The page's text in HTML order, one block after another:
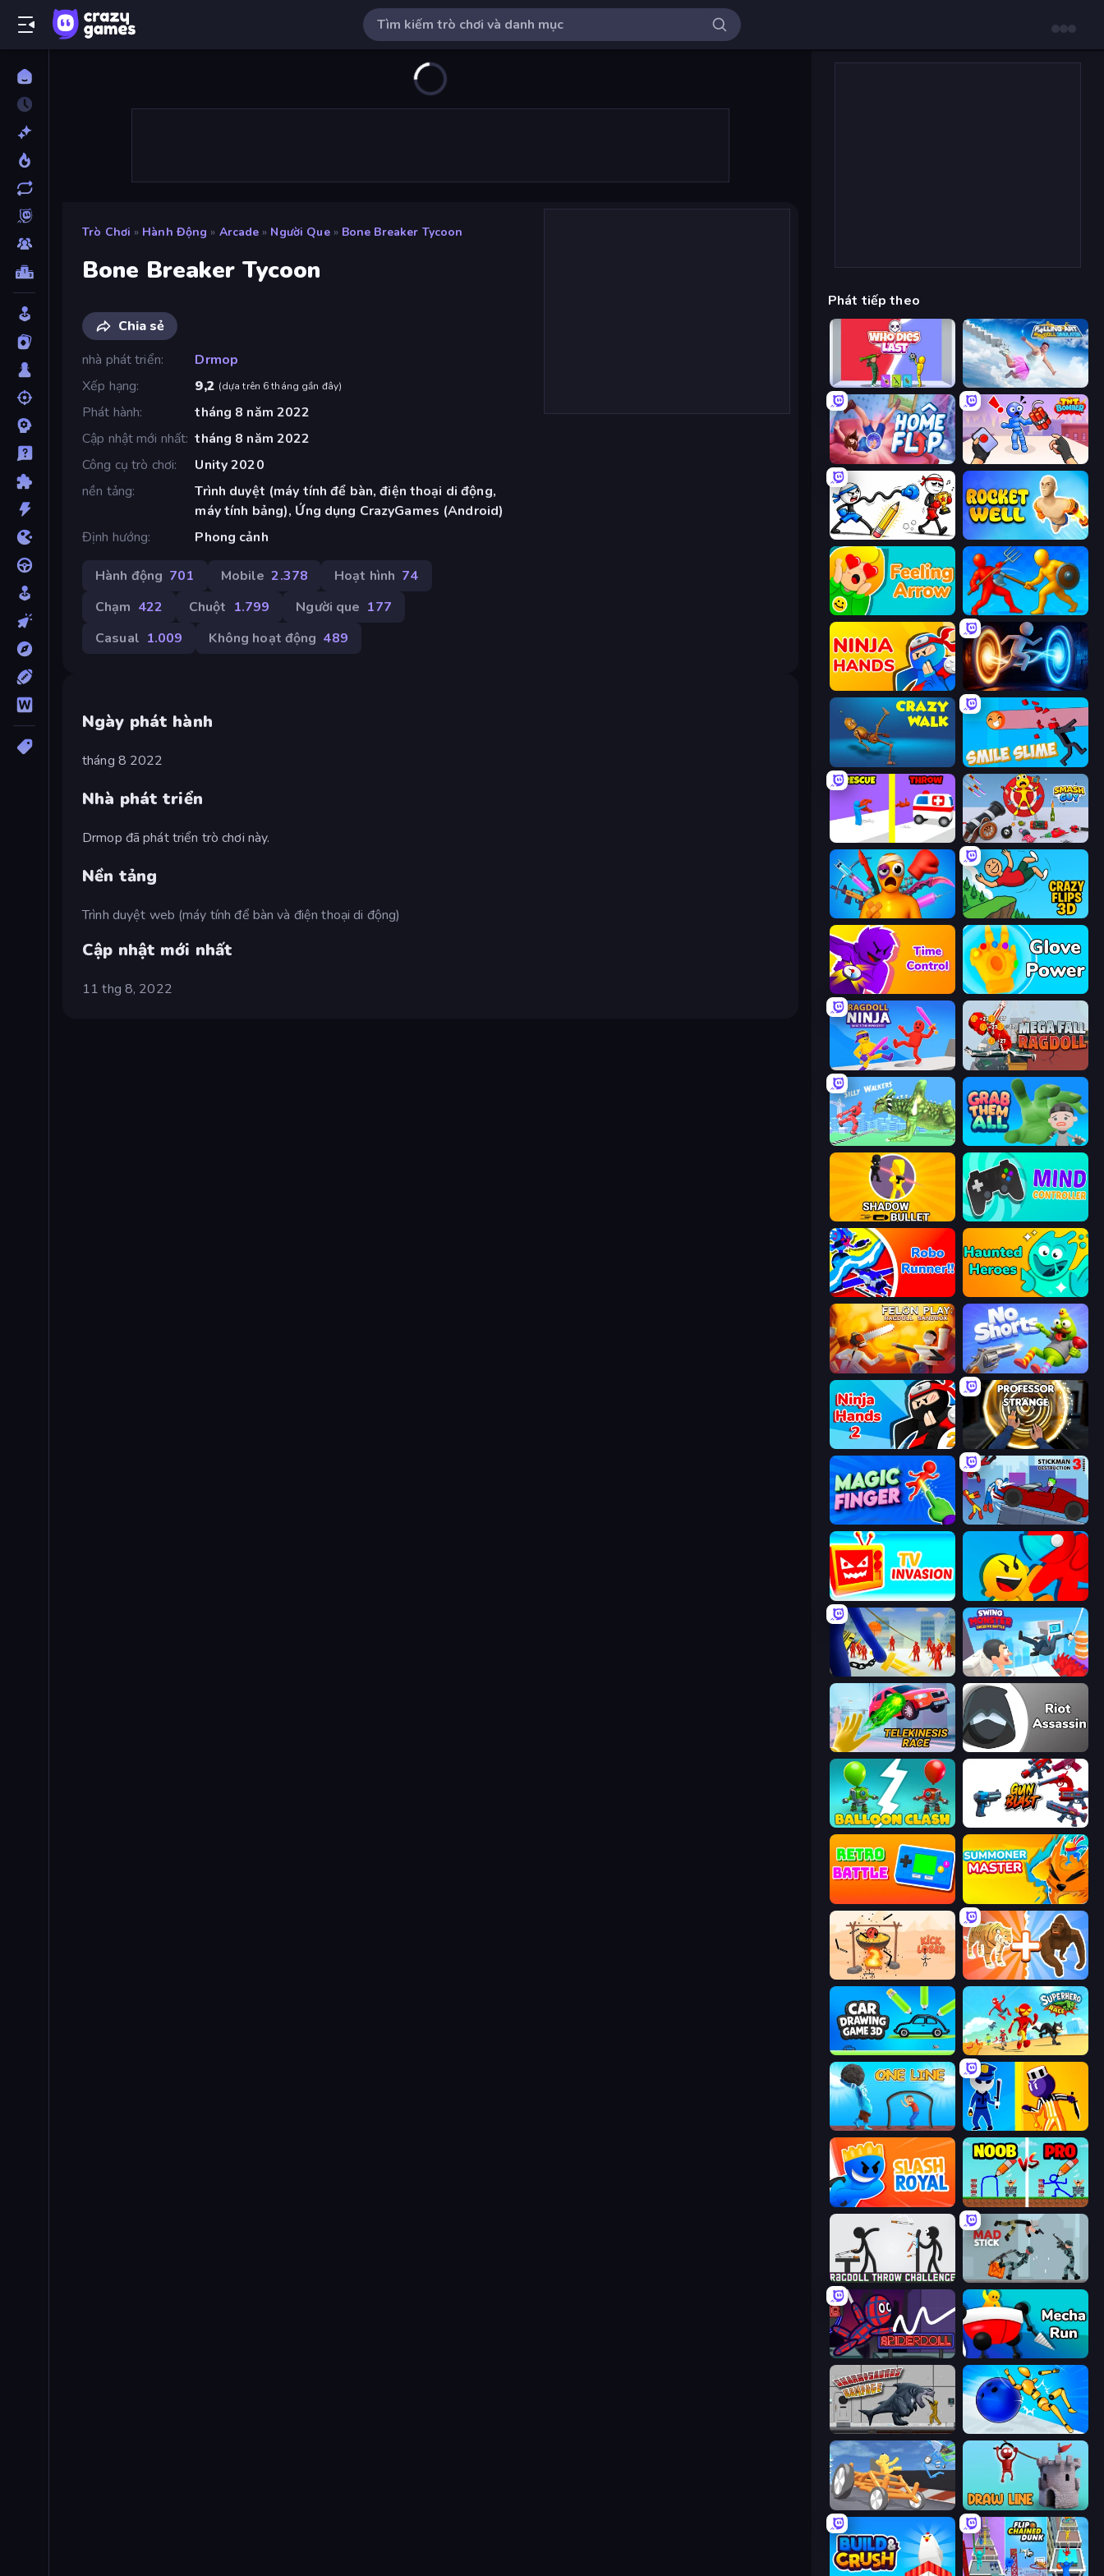
Trò Chơi » Hành Động » Arcade » Người Que » Bone Breaker Tycoon
Bone Breaker Tycoon
Chia sẻ
nhà phát triển
Drmop
Xếp hạng
9,2 (dựa trên 6 tháng gần đây)
Phát hành
tháng 8 năm 2022
Cập nhật mới nhất tháng 8 năm 2022
Công cụ trò chơi
Unity 2020
nền tảng
Trình duyệt (máy tính để bàn, điện thoại di động,
máy tính bảng), Ứng dụng CrazyGames (Android)
Định hướng
Phong cảnh
Hành động 701 Mobile 2.378 Hoạt hình 74
Chạm 422 Chuột 1.799 Người que 177
Casual 1.009 Không hoạt động 489
Ngày phát hành
tháng 8 2022
Nhà phát triển
Drmop đã phát triển trò chơi này.
Nền tảng
Trình duyệt web (máy tính để bàn và điện thoại di động)
Cập nhật mới nhất
11 thg 8, 2022
Phát tiếp theo
Who Dies Last? Falling Art Ragdoll Simulator
Home Flip TNT Bomber
Doodle Smash
Feeling Arrow Epic Sword Battle! Fight in Arena
Ninja Hands Portal Escape
Crazy Walk Smile Slime
Rescue Throw
Fun Ragdoll Challenge! Crazy Flips 3D
Time Control! Glove Power
Ragdoll Ninja: Imposter Hero
Silly Walkers Grab Them All
Shadow Bullet Mind Controller
Robo Runner Haunted Heroes
Felon Play: Ragdoll Sandbox No Shorts
Ninja Hands 2 Professor Strange
Magic Finger 3D Stickman Destruction 3 Heroes
TV Invasion Riot Escape
Slasher Swing Monster: Decisive Battle
Telekinesis Race 3D Riot Assassin
Balloon Clash
Retro Battle Summoner Master
Kick Loser Animal DNA Run
Car Drawing Game 3D Superhero Race!
One Line
Slash Royal DOP Noob: Draw to Save
Ragdoll Throw Challenge Mad Stick
SpiderDoll Mecha Run
Sharkosaurus Rampage Playground Man! Ragdoll Show!
Draw Crash Race Draw Line